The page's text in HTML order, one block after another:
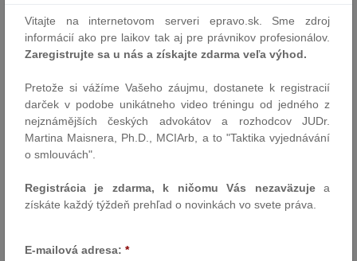
významnú úlohu pri výkone alternatívnych trestov, mediáciách
medzi páchateľmi a poškodenými a pri zabezpečovaní náhrady
škody obetiam trestných…
Autor: Ministerstvo spravodlivosti SR
18.6.2026
Boj proti sexuálnemu zneužívaniu detí: EÚ
sa dohodla na prísnejších trestnoprávnych
pravidlách a posilnenej podpore obetí
pravidiel EÚ týkajúcich sa sexuálneho zneužívania a sexuálneho
Vitajte na internetovom serveri epravo.sk. Sme zdroj
informácií ako pre laikov tak aj pre právnikov profesionálov.
Zaregistrujte sa u nás a získajte zdarma veľa výhod.
Pretože si vážíme Vašeho záujmu, dostanete k registracií
darček v podobe unikátneho video tréningu od jedného z
nejznámějších českých advokátov a rozhodcov JUDr.
Martina Maisnera, Ph.D., MCIArb, a to "Taktika vyjednávání
o smlouvách".
Registrácia je zdarma, k ničomu Vás nezaväzujea
získáte každý týždeň prehľad o novinkách vo svete práva.
E-mailová adresa: *